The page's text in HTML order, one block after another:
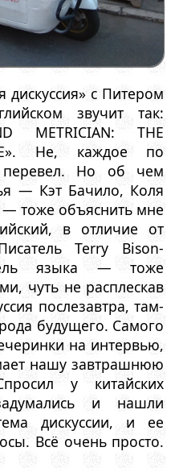
дискуссия» с Питером
звучит так:
METRICIAN: THE
Не, каждое по
перевел. Но об чем
— Кэт Бачило, Коля
тоже объяснить мне
в отличие от
Terry Bison-
языка — тоже
чуть не расплескав
послезавтра, там-
будущего. Самого
на интервью,
нашу завтрашнюю
у китайских
и нашли
дискуссии, и ее
Всё очень просто.